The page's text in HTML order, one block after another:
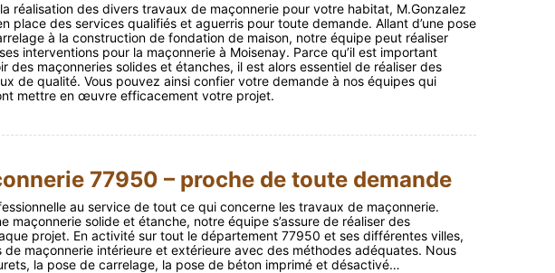
réalisation des divers travaux de maçonnerie pour votre habitat, M.Gonzalez
place des services qualifiés et aguerris pour toute demande. Allant d’une pose
à la construction de fondation de maison, notre équipe peut réaliser
interventions pour la maçonnerie à Moisenay. Parce qu’il est important
des maçonneries solides et étanches, il est alors essentiel de réaliser des
de qualité. Vous pouvez ainsi confier votre demande à nos équipes qui
mettre en œuvre efficacement votre projet.
77950 – proche de toute demande
au service de tout ce qui concerne les travaux de maçonnerie.
maçonnerie solide et étanche, notre équipe s’assure de réaliser des
projet. En activité sur tout le département 77950 et ses différentes villes,
de maçonnerie intérieure et extérieure avec des méthodes adéquates. Nous
la pose de carrelage, la pose de béton imprimé et désactivé…